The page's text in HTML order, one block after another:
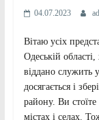
04.07.2023
Вітаю усіх
Одеській
віддано служить
досягається і
району. Ви
містах і селах.